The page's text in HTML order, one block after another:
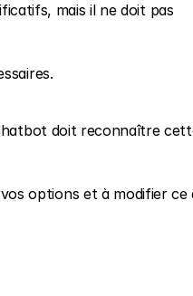
mais il ne doit pas
doit reconnaître
options et à modifier ce